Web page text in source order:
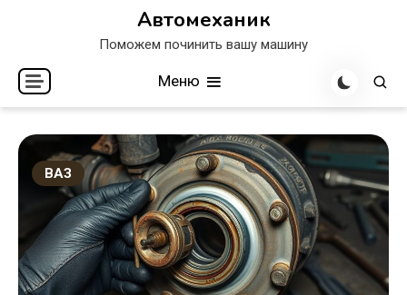
Автомеханик
Поможем починить вашу машину
Меню
ВАЗ